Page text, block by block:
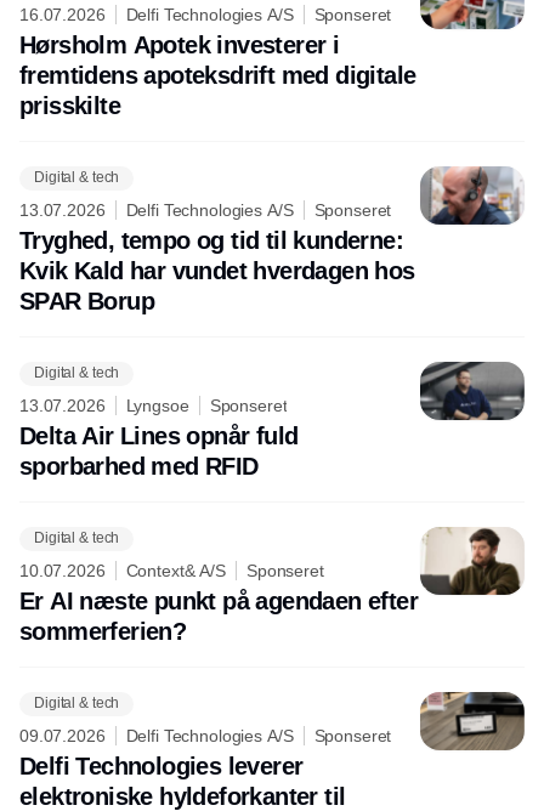
16.07.2026 Delfi Technologies A/S Sponseret
Hørsholm Apotek investerer i
fremtidens apoteksdrift med digitale
prisskilte
Digital & tech
13.07.2026 Delfi Technologies A/S Sponseret
Tryghed, tempo og tid til kunderne:
Kvik Kald har vundet hverdagen hos
SPAR Borup
Digital & tech
13.07.2026 Lyngsoe Sponseret
Delta Air Lines opnår fuld
sporbarhed med RFID
Digital & tech
10.07.2026 Context& A/S Sponseret
Er AI næste punkt på agendaen efter
sommerferien?
Digital & tech
09.07.2026 Delfi Technologies A/S Sponseret
Delfi Technologies leverer
elektroniske hyldeforkanter til